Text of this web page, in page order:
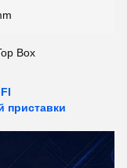
Box
приставки